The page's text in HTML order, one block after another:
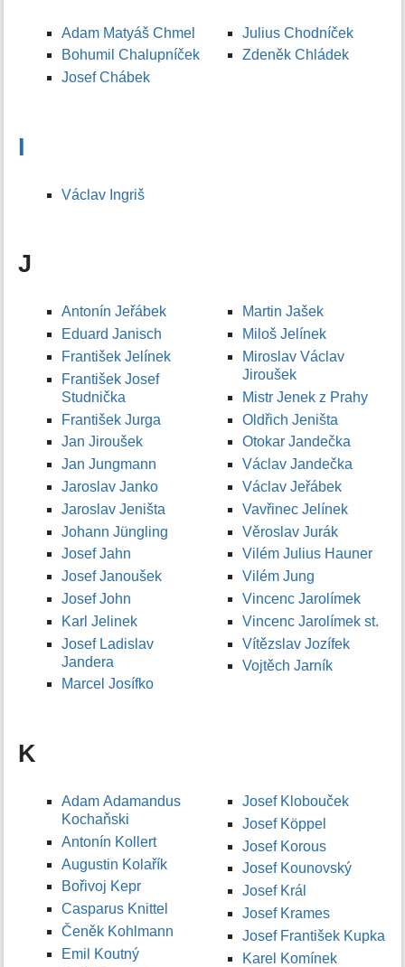
Adam Matyáš Chmel
Bohumil Chalupníček
Josef Chábek
Julius Chodníček
Zdeněk Chládek
I
Václav Ingriš
J
Antonín Jeřábek
Eduard Janisch
František Jelínek
František Josef
Studnička
František Jurga
Jan Jiroušek
Jan Jungmann
Jaroslav Janko
Jaroslav Jeništa
Johann Jüngling
Josef Jahn
Josef Janoušek
Josef John
Karl Jelinek
Josef Ladislav
Jandera
Marcel Josífko
Martin Jašek
Miloš Jelínek
Miroslav Václav
Jiroušek
Mistr Jenek z Prahy
Oldřich Jeništa
Otokar Jandečka
Václav Jandečka
Václav Jeřábek
Vavřinec Jelínek
Věroslav Jurák
Vilém Julius Hauner
Vilém Jung
Vincenc Jarolímek
Vincenc Jarolímek st.
Vítězslav Jozífek
Vojtěch Jarník
K
Adam Adamandus
Kochaňski
Antonín Kollert
Augustin Kolařík
Bořivoj Kepr
Casparus Knittel
Čeněk Kohlmann
Emil Koutný
Josef Klobouček
Josef Köppel
Josef Korous
Josef Kounovský
Josef Král
Josef Krames
Josef František Kupka
Karel Komínek